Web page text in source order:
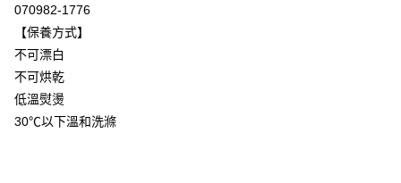
台新國際商業銀行
台灣樂天信用卡公司
運送方式
付款後全家取貨$888免運-以PackAge+配客嘉循環箱包裝寄出
每筆NT$90，滿NT$888(含以上)免運費
付款後萊爾富取貨
070982-1776
【保養方式】
不可漂白
不可烘乾
低溫熨燙
30℃以下溫和洗滌